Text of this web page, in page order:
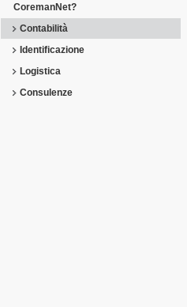
CoremanNet?
Contabilità
Identificazione
Logistica
Consulenze